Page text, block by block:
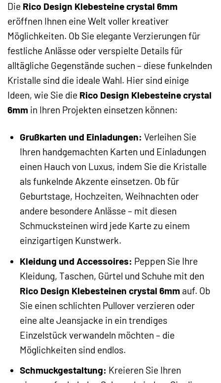
Die Rico Design Klebesteine crystal 6mm
eröffnen Ihnen eine Welt voller kreativer
Möglichkeiten. Ob Sie elegante Verzierungen für
festliche Anlässe oder verspielte Details für
alltägliche Gegenstände suchen – diese funkelnden
Kristalle sind die ideale Wahl. Hier sind einige
Ideen, wie Sie die Rico Design Klebesteine crystal
6mm in Ihren Projekten einsetzen können:
Grußkarten und Einladungen: Verleihen Sie
Ihren handgemachten Karten und Einladungen
einen Hauch von Luxus, indem Sie die Kristalle
als funkelnde Akzente einsetzen. Ob für
Geburtstage, Hochzeiten, Weihnachten oder
andere besondere Anlässe – mit diesen
Schmucksteinen wird jede Karte zu einem
einzigartigen Kunstwerk.
Kleidung und Accessoires: Peppen Sie Ihre
Kleidung, Taschen, Gürtel und Schuhe mit den
Rico Design Klebesteinen crystal 6mmauf. Ob
Sie einen schlichten Pullover verzieren oder
eine alte Jeansjacke in ein trendiges
Einzelstück verwandeln möchten – die
Möglichkeiten sind endlos.
Schmuckgestaltung: Kreieren Sie Ihren